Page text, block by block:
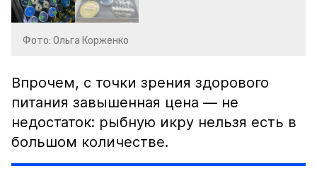
Фото: Ольга Корженко
Впрочем, с точки зрения здорового
питания завышенная цена — не
недостаток: рыбную икру нельзя есть в
большом количестве.